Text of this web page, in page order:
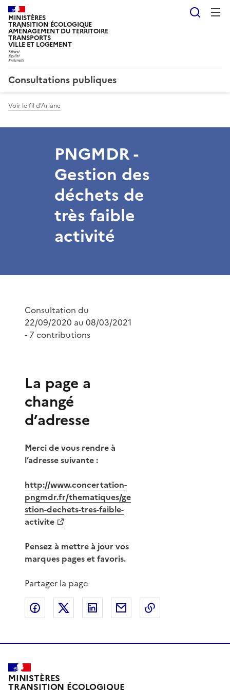
MINISTÈRES
TRANSITION ÉCOLOGIQUE
AMÉNAGEMENT DU TERRITOIRE
TRANSPORTS
VILLE ET LOGEMENT
Consultations publiques
Voir le fil d'Ariane
PNGMDR -
Gestion des
déchets de
très faible
activité
Consultation du
22/09/2020 au 08/03/2021
- 7 contributions
La page a
changé
d’adresse
Merci de vous rendre à
l’adresse suivante :
http://www.concertation-
pngmdr.fr/thematiques/ge
stion-dechets-tres-faible-
activite
Pensez à mettre à jour vos
marques pages et favoris.
Partager la page
Partager sur Facebook
Partager sur XPartager sur LinkedIn
Partager par email
MINISTÈRES
TRANSITION ÉCOLOGIQUE